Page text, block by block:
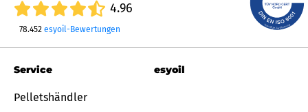
4.96
78.452 esyoil-Bewertungen
Service
Pelletshändler
esyoil